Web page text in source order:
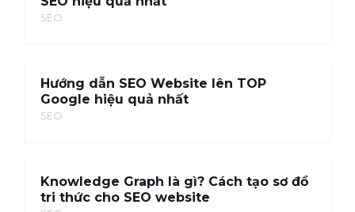
SEO
Hướng dẫn SEO Website lên TOP
Google hiệu quả nhất
SEO
Knowledge Graph là gì? Cách tạo sơ đồ
tri thức cho SEO website